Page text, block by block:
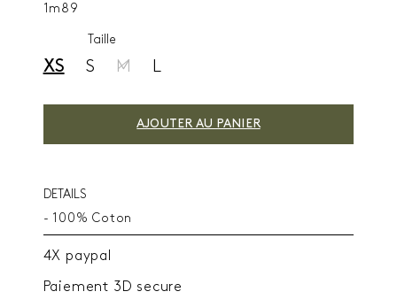
1m89
Taille
XS S M L
AJOUTER AU PANIER
DETAILS
- 100% Coton
4X paypal
Paiement 3D secure